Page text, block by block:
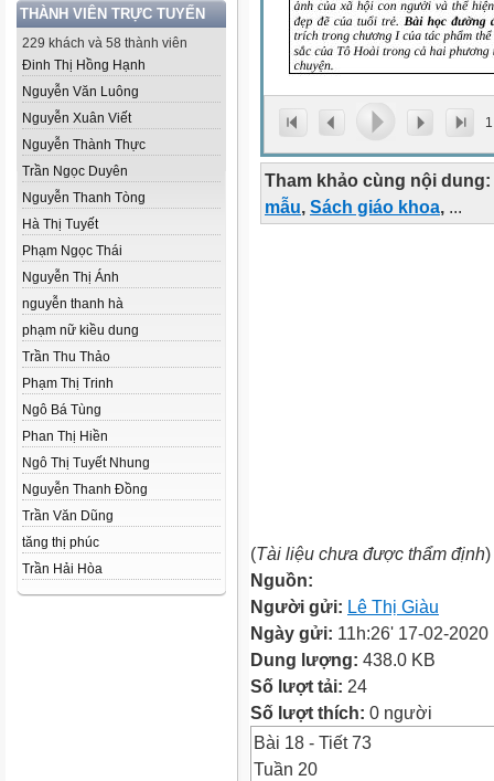
THÀNH VIÊN TRỰC TUYẾN
229 khách và 58 thành viên
Đinh Thị Hồng Hạnh
Nguyễn Văn Luông
Nguyễn Xuân Viết
Nguyễn Thành Thực
Trần Ngọc Duyên
Nguyễn Thanh Tòng
Hà Thị Tuyết
Phạm Ngọc Thái
Nguyễn Thị Ánh
nguyễn thanh hà
phạm nữ kiều dung
Trần Thu Thảo
Phạm Thị Trinh
Ngô Bá Tùng
Phan Thị Hiền
Ngô Thị Tuyết Nhung
Nguyễn Thanh Đồng
Trần Văn Dũng
tăng thị phúc
Trần Hải Hòa
1
Tham khảo cùng nội dung:
mẫu, Sách giáo khoa, ...
(Tài liệu chưa được thẩm định)
Nguồn:
Người gửi: Lê Thị Giàu
Ngày gửi: 11h:26' 17-02-2020
Dung lượng: 438.0 KB
Số lượt tải: 24
Số lượt thích: 0 người
Bài 18 - Tiết 73
Tuần 20